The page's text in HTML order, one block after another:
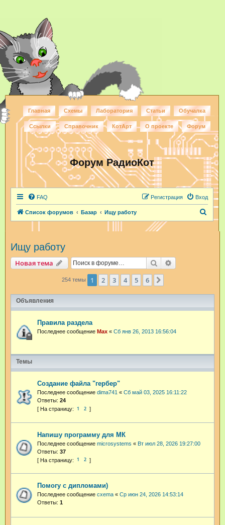
Главная Схемы Лаборатория Статьи Обучалка
Ссылки Справочник КотАрт О проекте Форум
Форум РадиоКот
FAQ Вход
Регистрация
Список форумов Базар Ищу работу
Ищу работу
Новая тема Поиск
254 темы 1 2 3 4 5 6
Объявления
Правила раздела
Последнее сообщение Max « Сб янв 26, 2013 16:56:04
Темы
Создание файла "гербер"
Последнее сообщение dima741 « Сб май 03, 2025 16:11:22
Ответы: 24
1 2
Напишу программу для МК
Последнее сообщение microsystems « Вт июл 28, 2026 19:27:00
Ответы: 37
1 2
Помогу с дипломами)
Последнее сообщение cxema « Ср июн 24, 2026 14:53:14
Ответы: 1